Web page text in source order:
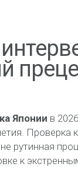
Японии в
Проверка
рутинная
к